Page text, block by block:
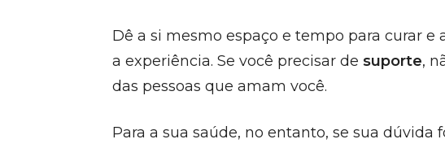
Dê a si mesmo espaço e tempo para curar
a experiência. Se você precisar de suporte,
das pessoas que amam você.
Para a sua saúde, no entanto, se sua dúvida